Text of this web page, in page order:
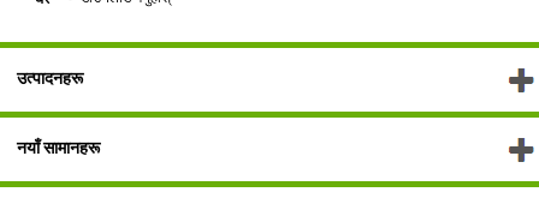
उत्पादनहरू
नयाँ सामानहरू